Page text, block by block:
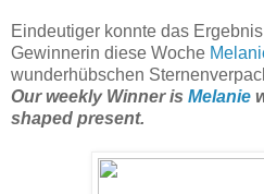
Eindeutiger konnte das
Gewinnerin diese Woche
wunderhübschen
Our weekly Winner is Melanie
shaped present.